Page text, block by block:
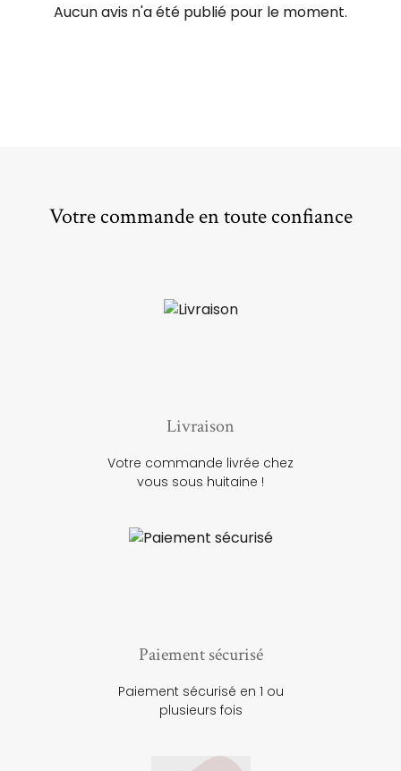
Aucun avis n'a été publié pour le moment.
Votre commande en toute confiance
Livraison
Votre commande livrée chez
vous sous huitaine !
Paiement sécurisé
Paiement sécurisé en 1 ou
plusieurs fois